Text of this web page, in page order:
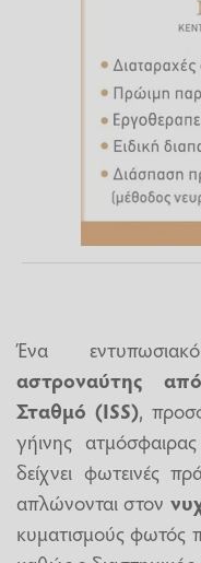
Ένα
αστροναύτης
Σταθμό (ISS),
γήινης
δείχνει φωτεινές
απλώνονται στον
κυματισμούς φωτός